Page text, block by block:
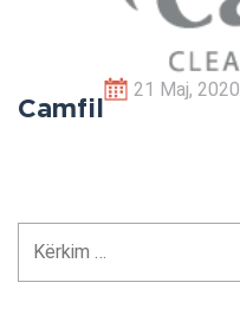
Camfil
21 Maj, 2020